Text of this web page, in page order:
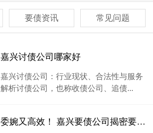
要债资讯 常见问题
嘉兴讨债公司哪家好
嘉兴讨债公司：行业现状、合法性与服务
解析讨债公司，也称收债公司、追债...
委婉又高效！ 嘉兴要债公司揭密要账新策略